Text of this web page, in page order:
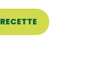
RECETTE